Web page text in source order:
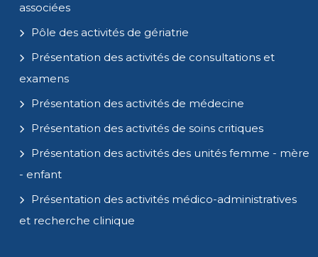
associées
Pôle des activités de gériatrie
Présentation des activités de consultations et
examens
Présentation des activités de médecine
Présentation des activités de soins critiques
Présentation des activités des unités femme - mère
- enfant
Présentation des activités médico-administratives
et recherche clinique